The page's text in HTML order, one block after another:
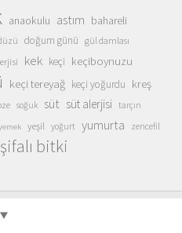
anaokulu astım bahareli
doğum günü gül damlası
kek keçi keçiboynuzu
keçi tereyağ keçi yoğurdu kreş
soğuk süt süt alerjisi tarçın
yeşil yoğurt yumurta zencefil
şifalı bitki